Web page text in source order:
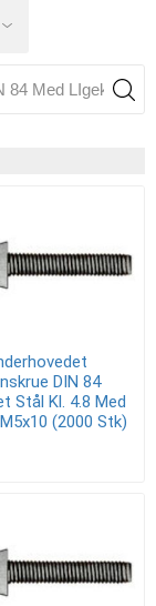
DIN 84
Stål Kl. 4.8 Med
(2000 Stk)